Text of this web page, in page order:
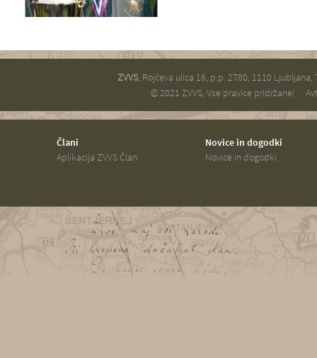
ZVVS, Rojčeva ulica 16, p.p. 2780, 1110
© 2021 ZVVS, Vse pravice pridržane!
Člani
Aplikacija ZVVS Član
Novice in dogodki
Novice in dogodki